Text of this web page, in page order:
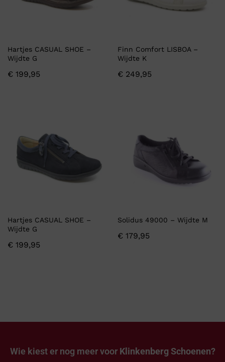
Hartjes CASUAL SHOE –
Wijdte G
€ 199,95
Finn Comfort LISBOA –
Wijdte K
€ 249,95
Hartjes CASUAL SHOE –
Wijdte G
€ 199,95
Solidus 49000 – Wijdte M
€ 179,95
Wie kiest er nog meer voor Klinkenberg Schoenen?